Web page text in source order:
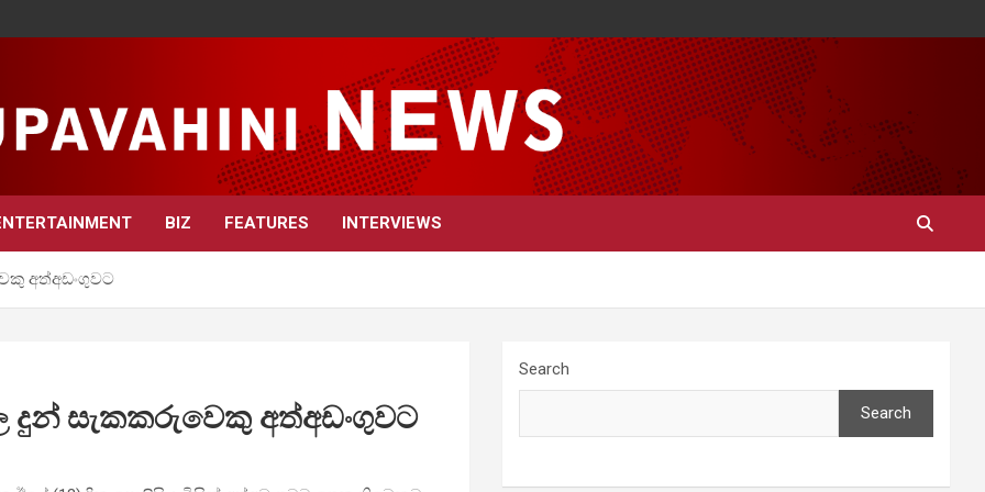
BIZ FEATURES INTERVIEWS
අත්අඩංගුවට
සැකකරුවෙකු අත්අඩංගුවට
Search
Search